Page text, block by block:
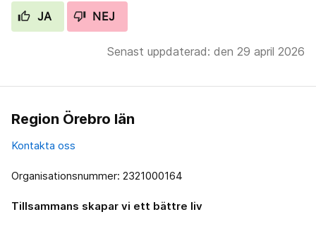
JA NEJ
Senast uppdaterad: den 29 april 2026
Region Örebro län
Kontakta oss
Organisationsnummer: 2321000164
Tillsammans skapar vi ett bättre liv